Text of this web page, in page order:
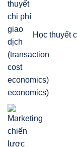
Học thuyết
economics)